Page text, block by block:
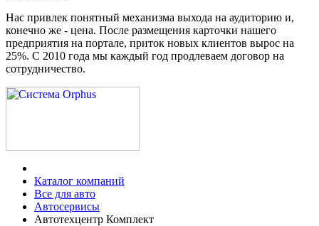
Нас привлек понятный механизма выхода на аудиторию и,
конечно же - цена. После размещения карточки нашего
предприятия на портале, приток новых клиентов вырос на
25%. С 2010 года мы каждый год продлеваем договор на
сотрудничество.
Каталог компаний
Все для авто
Автосервисы
Автотехцентр Комплект